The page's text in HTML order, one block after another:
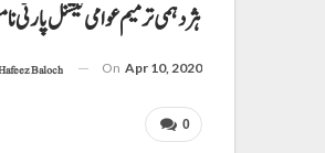
ہژدہمی ترمیم عوامی نیشنل
Baloch On Apr 10, 2020
0